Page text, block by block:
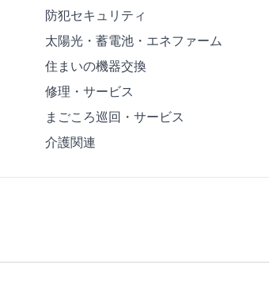
防犯セキュリティ
太陽光・蓄電池・エネファーム
住まいの機器交換
修理・サービス
まごころ巡回・サービス
介護関連